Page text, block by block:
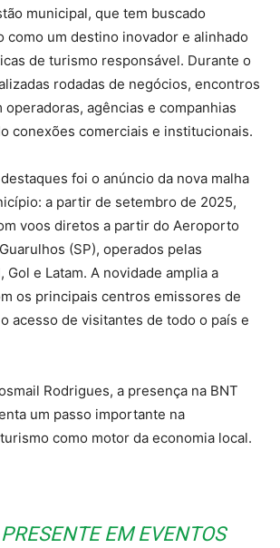
municipal, que tem buscado
como um destino inovador e alinhado
de turismo responsável. Durante o
rodadas de negócios, encontros
agências e companhias
conexões comerciais e institucionais.
foi o anúncio da nova malha
a partir de setembro de 2025,
voos diretos a partir do Aeroporto
(SP), operados pelas
Gol e Latam. A novidade amplia a
os principais centros emissores de
acesso de visitantes de todo o país e
Rodrigues, a presença na BNT
um passo importante na
como motor da economia local.
PRESENTE EM EVENTOS